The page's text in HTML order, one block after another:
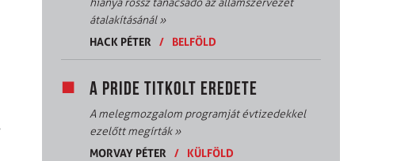
hiánya rossz tanácsadó az államszervezet
átalakításánál»
HACK PÉTER
/ BELFÖLD
A PRIDE TITKOLT EREDETE
A melegmozgalom programját évtizedekkel
ezelőtt megírták»
MORVAY PÉTER
/ KÜLFÖLD